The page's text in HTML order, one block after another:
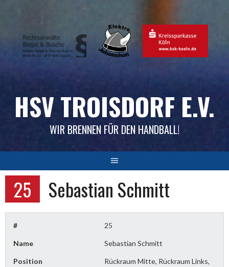
HSV TROISDORF E.V.
WIR BRENNEN FÜR DEN HANDBALL!
25 Sebastian Schmitt
# 25
Name Sebastian Schmitt
Position
Rückraum Mitte, Rückraum Links,